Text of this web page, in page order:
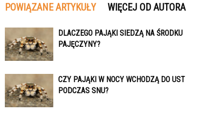
POWIĄZANE ARTYKUŁY WIĘCEJ OD AUTORA
DLACZEGO PAJĄKI SIEDZĄ NA ŚRODKU
PAJĘCZYNY?
CZY PAJĄKI W NOCY WCHODZĄ DO UST
PODCZAS SNU?